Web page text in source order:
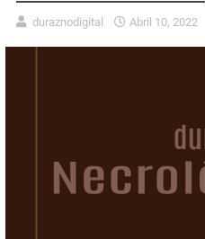
duraznodigital Abril 10, 2022